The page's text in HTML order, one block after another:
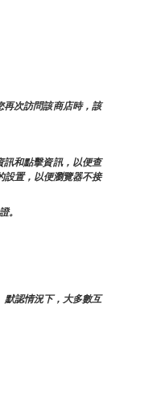
次訪問該商店時，該
和點擊資訊，以便查
設置，以便瀏覽器不接
。
認情況下，大多數互